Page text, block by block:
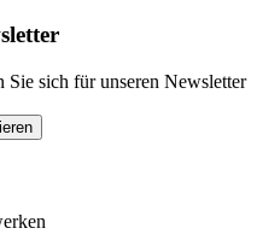
sich für unseren Newsletter